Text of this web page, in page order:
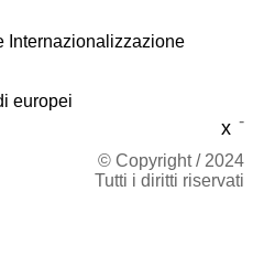
x
Internazionalizzazione
-
© Copyright / 2024
Tutti i diritti riservati